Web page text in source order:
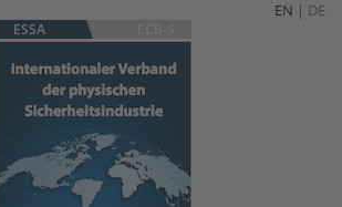
EN | DE
ESSA